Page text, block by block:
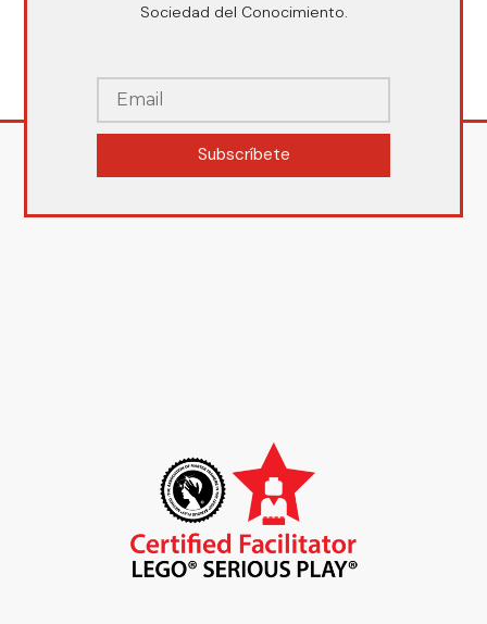
Sociedad del Conocimiento.
Subscríbete